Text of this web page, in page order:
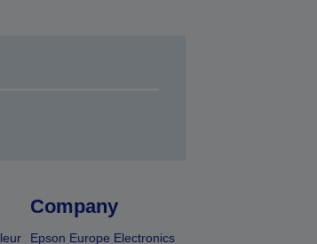
Company
Epson Europe Electronics